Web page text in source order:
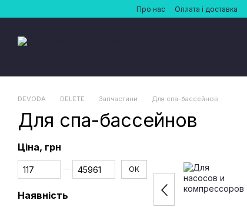
Перейти до основного контентуПро нас Оплата і доставка
DEVODA DELETE Запчастини Для спа-бассейнов
Для спа-бассейнов
Ціна, грн
Від Ціна, грн
До Ціна, грн ОК
Наявність